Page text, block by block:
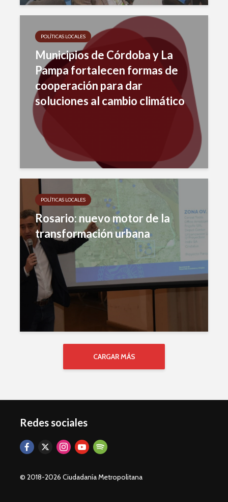
POLÍTICAS LOCALES
Municipios de Córdoba y La
Pampa fortalecen formas de
cooperación para dar
soluciones al cambio climático
POLÍTICAS LOCALES
Rosario: nuevo motor de la
transformación urbana
CARGAR MÁS
Redes sociales
© 2018-2026 Ciudadanía Metropolitana